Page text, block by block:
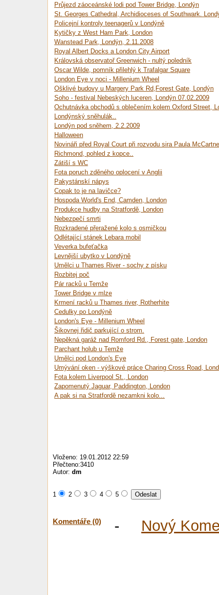
Průjezd záoceánské lodi pod Tower Bridge, Londýn
St. Georges Cathedral, Archidioceses of Southwark.
Policejní kontroly teenagerů v Londýně
Kytičky z West Ham Park, London
Wanstead Park, Londýn, 2.11.2008
Royal Albert Docks a London City Airport
Královská observatoř Greenwich - nultý poledník
Oscar Wilde, pomník přilehlý k Trafalgar Square
London Eye v noci - Millenium Wheel
Ošklivé budovy u Margery Park Rd,Forest Gate, Londýn
Soho - festival Nebeských luceren, Londýn 07.02.2009
Ochutnávka obchodů s oblečením kolem Oxford Street,
Londýnský sněhulák..
Londýn pod sněhem, 2.2.2009
Halloween
Novináři před Royal Court při rozvodu sira Paula
Richmond, pohled z kopce..
Zátiší s WC
Fota poruch zděného oplocení v Anglii
Pakystánskí nápys
Copak to je na lavičce?
Hospoda World's End, Camden, London
Produkce hudby na Stratfordě, London
Nebezpečí smrti
Rozkradené přeražené kolo s osmičkou
Odlétající stánek Lebara mobil
Veverka bufeťačka
Levnější ubytko v Londýně
Umělci u Thames River - sochy z písku
Rozbitej poč
Pár racků u Temže
Tower Bridge v mlze
Krmení racků u Thames river, Rotherhite
Cedulky po Londýně
London's Eye - Millenium Wheel
Šikovnej řidič parkující o strom.
Nepěkná garáž nad Romford Rd., Forest gate, London
Parchant holub u Temže
Umělci pod London's Eye
Umývání oken - výškové práce Charing Cross Road,
Fota kolem Liverpool St., London
Zapomenutý Jaguar, Paddington, London
A pak si na Stratfordě nezamkni kolo...
Vloženo: 19.01.2012 22:59
Přečteno:3410
Autor: dm
1 2 3 4 5
Komentáře (0) - Nový